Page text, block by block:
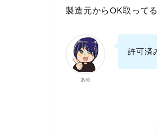
製造元からOK取って
あめ
許可済